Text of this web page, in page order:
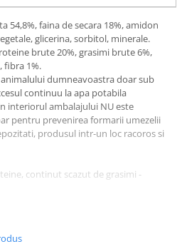
54,8%, faina de secara 18%, amidon
glicerina, sorbitol, minerale.
brute 20%, grasimi brute 6%,
fibra 1%.
dumneavoastra doar sub
continuu la apa potabila
interiorul ambalajului NU este
pentru prevenirea formarii umezelii
produsul intr-un loc racoros si
continut scazut de grasimi -
sau stimularea apetitului in